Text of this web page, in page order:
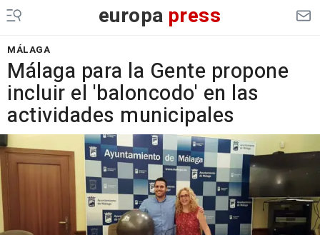
europa press
MÁLAGA
Málaga para la Gente propone
incluir el 'baloncodo' en las
actividades municipales